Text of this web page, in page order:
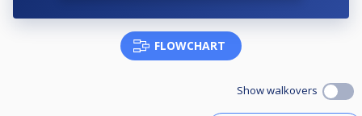
FLOWCHART
Show walkovers